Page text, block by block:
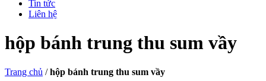
Tin tức
Liên hệ
hộp bánh trung thu sum vầy
Trang chủ /hộp bánh trung thu sum vầy